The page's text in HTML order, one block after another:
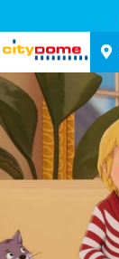
Kinopolis